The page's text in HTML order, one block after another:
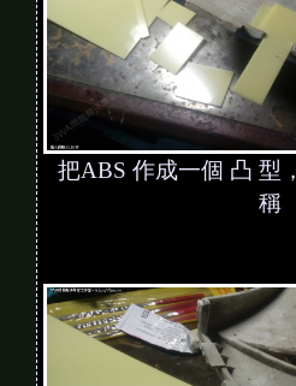
把ABS 作成一個 凸 型
稱